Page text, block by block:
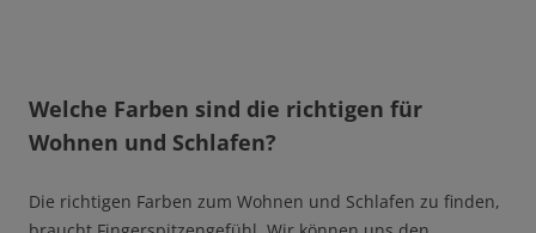
Welche Farben sind die richtigen für
Wohnen und Schlafen?
Die richtigen Farben zum Wohnen und Schlafen zu finden,